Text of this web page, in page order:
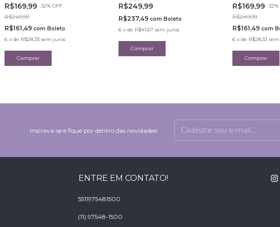
R$169,99 -32% OFF
R$249,99
R$161,49 com Boleto
6 x de R$28,33 sem juros
R$249,99
R$237,49 com Boleto
6 x de R$41,67 sem juros
R$169,99 -32%
R$249,99
R$161,49 com
6 x de R$28,33
Inscreva-se e fique por dentro das novidades!
ENTRE EM CONTATO!
5511975481500
(11) 97548-1500